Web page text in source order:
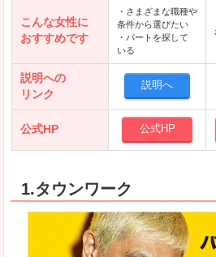
こんな女性に
おすすめです
・さまざまな職種や
条件から選びたい
・パートを探して
いる
説明への
リンク
説明へ
公式HP 公式HP
1.タウンワーク